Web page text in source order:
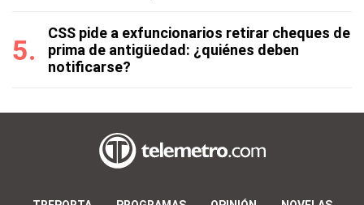
CSS pide a exfuncionarios retirar cheques de
prima de antigüedad: ¿quiénes deben
notificarse?